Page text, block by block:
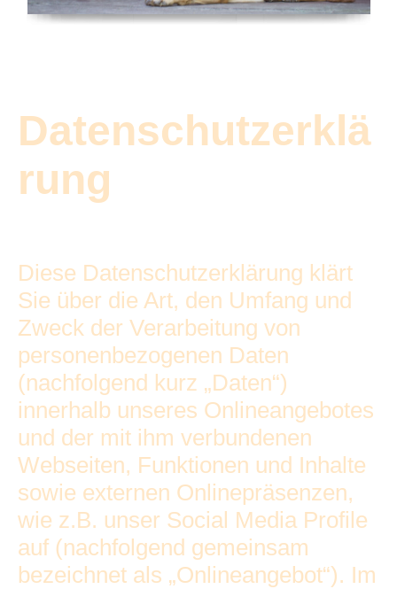
Datenschutzerklä
rung
Diese Datenschutzerklärung klärt
Sie über die Art, den Umfang und
Zweck der Verarbeitung von
personenbezogenen Daten
(nachfolgend kurz „Daten“)
innerhalb unseres Onlineangebotes
und der mit ihm verbundenen
Webseiten, Funktionen und Inhalte
sowie externen Onlinepräsenzen,
wie z.B. unser Social Media Profile
auf (nachfolgend gemeinsam
bezeichnet als „Onlineangebot“). Im